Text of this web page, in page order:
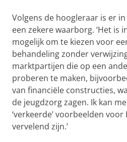
Volgens de hoogleraar is er
een zekere waarborg. ‘Het is
mogelijk om te kiezen voor
behandeling zonder
marktpartijen die op een
proberen te maken,
van financiële constructies,
de jeugdzorg zagen. Ik kan
‘verkeerde’ voorbeelden
vervelend zijn.’